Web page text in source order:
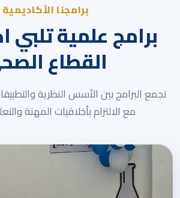
برامجنا الأكاديمية
برامج علمية تلبي
القطاع
تجمع البرامج بين الأسس النظرية
مع الالتزام بأخلاقيات المهنة